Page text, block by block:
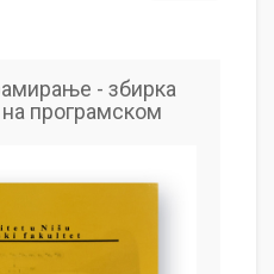
- збирка
програмском